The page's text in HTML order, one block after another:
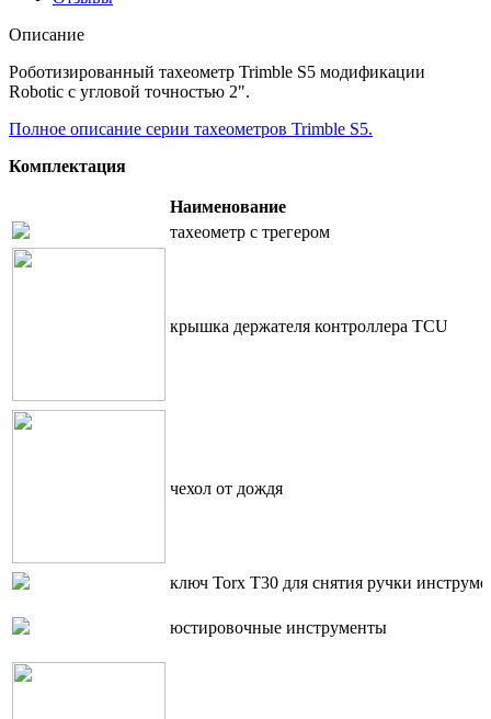
Описание
Роботизированный тахеометр Trimble S5 модификации
Robotic с угловой точностью 2".
Полное описание серии тахеометров Trimble S5.
Комплектация
Наименование
тахеометр с трегером
крышка держателя контроллера TCU
чехол от дождя
ключ Torx T30 для снятия ручки
юстировочные инструменты